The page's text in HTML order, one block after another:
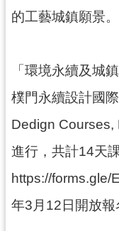
開
放
的工藝城鎮願景。
「環境永續及城
樸門永續設計國
Dedign Courses,
進行，共計14天
https://forms.gle/
年3月12日開放報